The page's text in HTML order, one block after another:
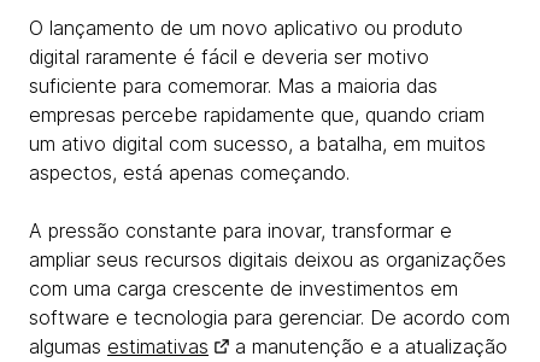
O lançamento de um novo aplicativo ou produto
digital raramente é fácil e deveria ser motivo
suficiente para comemorar. Mas a maioria das
empresas percebe rapidamente que, quando criam
um ativo digital com sucesso, a batalha, em muitos
aspectos, está apenas começando.
A pressão constante para inovar, transformar e
ampliar seus recursos digitais deixou as organizações
com uma carga crescente de investimentos em
software e tecnologia para gerenciar. De acordo com
algumas estimativas
a manutenção e a atualização